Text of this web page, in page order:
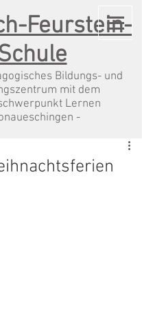
Feurstein-
Bildungs- und
mit dem
Lernen
-